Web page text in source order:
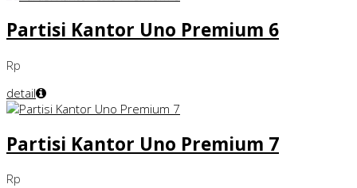
Partisi Kantor Uno Premium 6
Rp
detail
Partisi Kantor Uno Premium 7
Rp